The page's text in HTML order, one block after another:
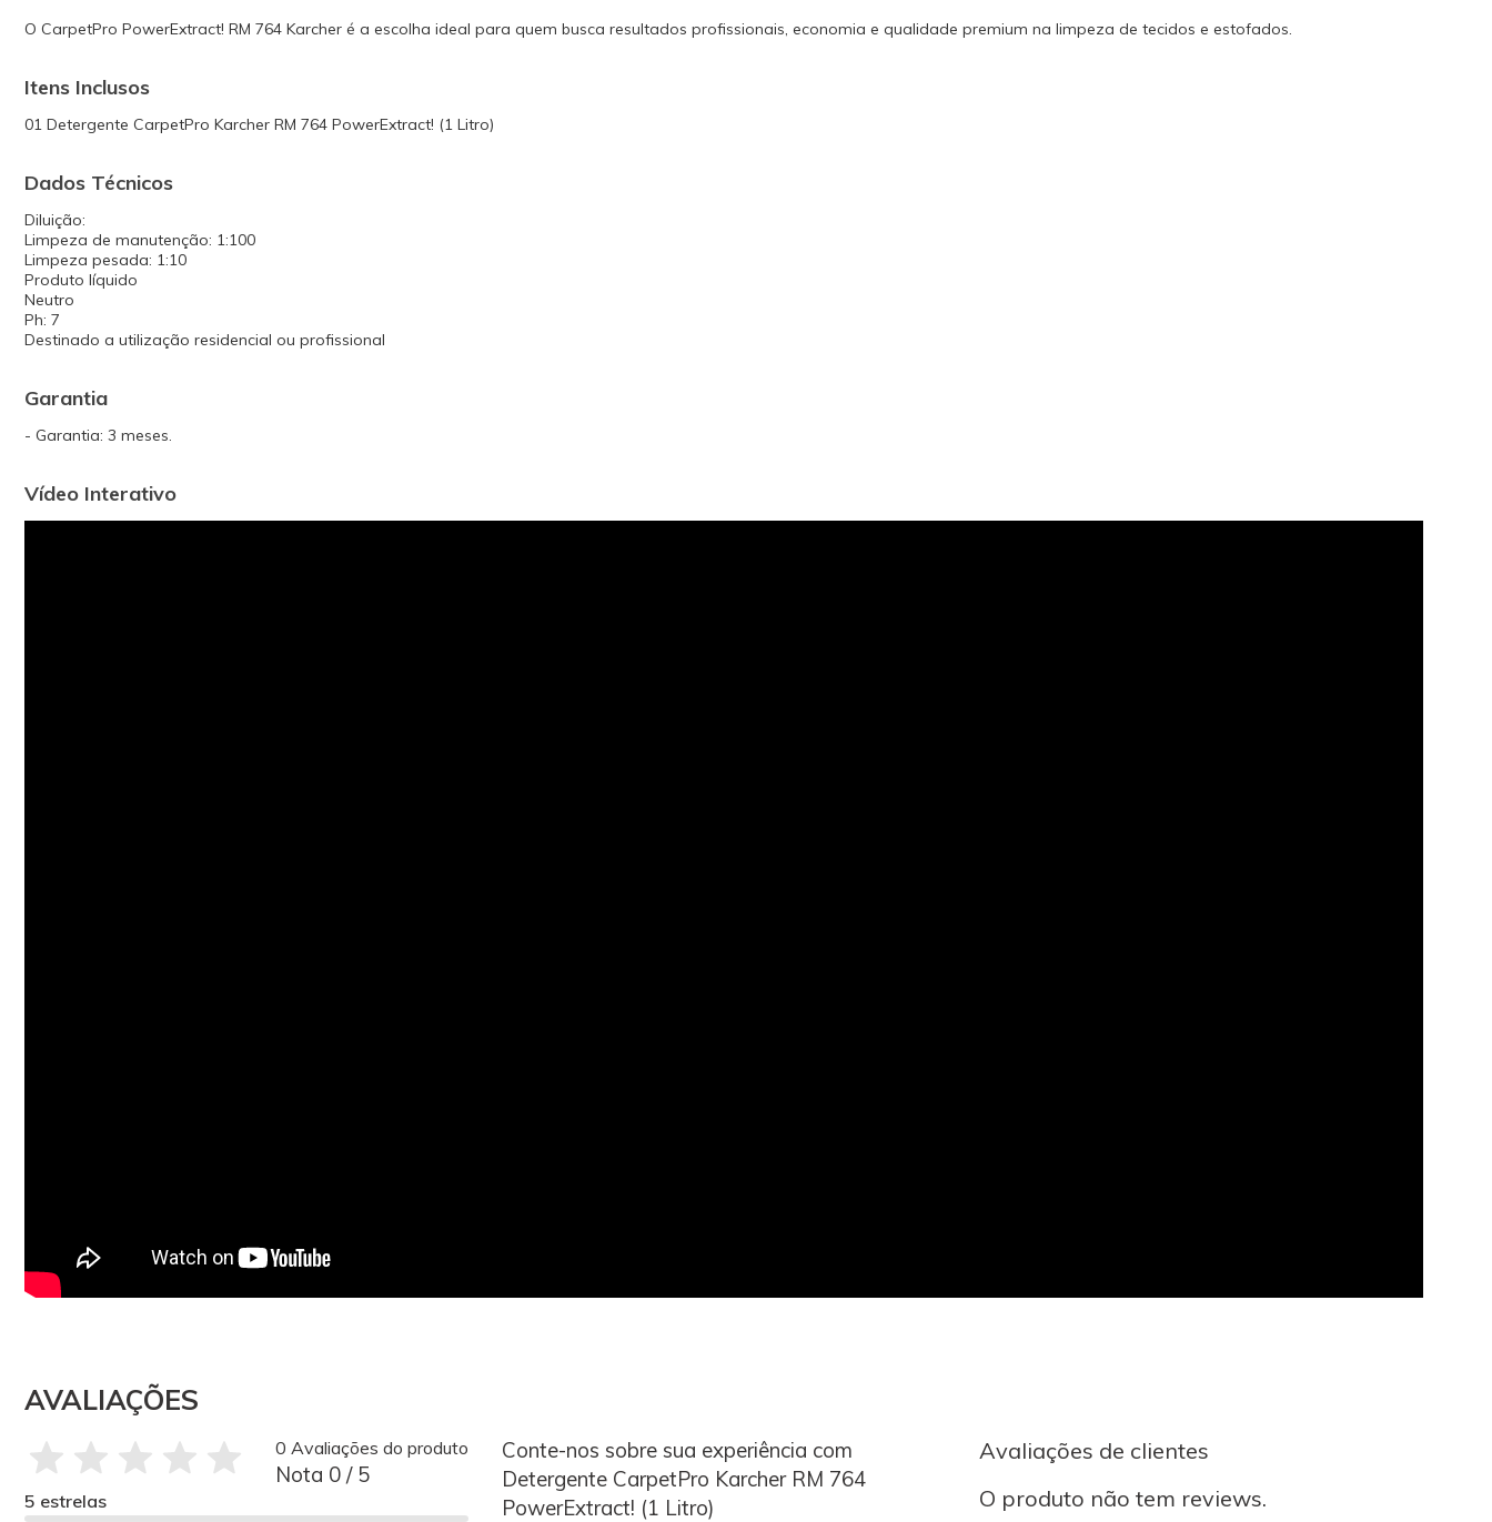
O CarpetPro PowerExtract! RM 764 Karcher é a escolha ideal para quem busca resultados profissionais, economia e qualidade premium na limpeza de tecidos e estofados.
Itens Inclusos
01 Detergente CarpetPro Karcher RM 764 PowerExtract! (1 Litro)
Dados Técnicos
Diluição:
Limpeza de manutenção: 1:100
Limpeza pesada: 1:10
Produto líquido
Neutro
Ph: 7
Destinado a utilização residencial ou profissional
Garantia
- Garantia: 3 meses.
Vídeo Interativo
AVALIAÇÕES
0 Avaliações do produto
Nota 0 / 5
5 estrelas
Conte-nos sobre sua experiência com
Detergente CarpetPro Karcher RM 764
PowerExtract! (1 Litro)
Avaliações de clientes
O produto não tem reviews.